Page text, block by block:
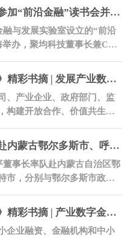
邵平董事长受邀参加“前沿金融”读书会并发表主题演讲
与发展实验室设立的“前沿
办，聚均科技董事长兼CEO
《产业数字金融》精彩书摘 | 发展产业数字金融的十条建议
、产业企业、政府部门、监
构建开放合作、价值共生的
邵平董事长率队赴内蒙古鄂尔多斯市、呼和浩特市，与当地政府机构、金融机构、地方企业开展交流
事长率队赴内蒙古自治区鄂
市，分别与鄂尔多斯市政府
参观调研了国能互通企业光
北站煤炭物流园，及鄂尔多
《产业数字金融》精彩书摘 | 产业数字金融七大价值
企业融资、金融机构和中小